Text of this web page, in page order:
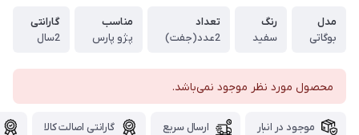
مدل
بوگاتی
رنگ
سفید
تعداد
2عدد(جفت)
مناسب
پژو پارس
گارانتی
2سال
محصول مورد نظر موجود نمی‌باشد.
موجود در انبار ارسال سریع گارانتی اصالت کالا